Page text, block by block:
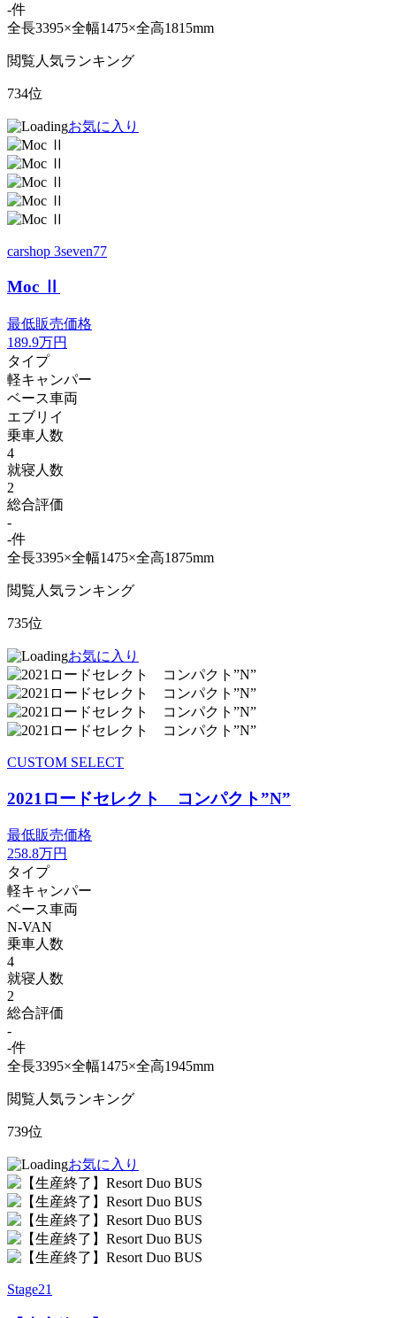
-件
全長3395×全幅1475×全高1815mm
閲覧人気ランキング
734位
お気に入り
carshop 3seven77
Moc Ⅱ
最低販売価格
189.9万円
タイプ
軽キャンパー
ベース車両
エブリイ
乗車人数
4
就寝人数
2
総合評価
-
-件
全長3395×全幅1475×全高1875mm
閲覧人気ランキング
735位
お気に入り
CUSTOM SELECT
2021ロードセレクト コンパクト”N”
最低販売価格
258.8万円
タイプ
軽キャンパー
ベース車両
N-VAN
乗車人数
4
就寝人数
2
総合評価
-
-件
全長3395×全幅1475×全高1945mm
閲覧人気ランキング
739位
お気に入り
Stage21